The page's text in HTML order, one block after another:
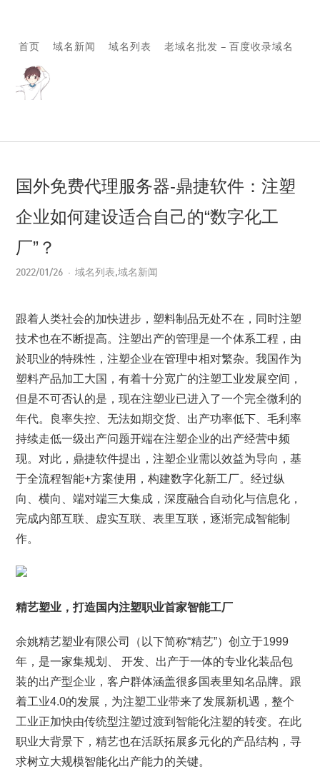
首页 域名新闻 域名列表 老域名批发 – 百度收录域名
国外免费代理服务器-鼎捷软件：注塑
企业如何建设适合自己的“数字化工
厂”？
2022/01/26 域名列表,域名新闻
跟着人类社会的加快进步，塑料制品无处不在，同时注塑
技术也在不断提高。注塑出产的管理是一个体系工程，由
於职业的特殊性，注塑企业在管理中相对繁杂。我国作为
塑料产品加工大国，有着十分宽广的注塑工业发展空间，
但是不可否认的是，现在注塑业已进入了一个完全微利的
年代。良率失控、无法如期交货、出产功率低下、毛利率
持续走低一级出产问题开端在注塑企业的出产经营中频
现。对此，鼎捷软件提出，注塑企业需以效益为导向，基
于全流程智能+方案使用，构建数字化新工厂。经过纵
向、横向、端对端三大集成，深度融合自动化与信息化，
完成内部互联、虚实互联、表里互联，逐渐完成智能制
作。
精艺塑业，打造国内注塑职业首家智能工厂
余姚精艺塑业有限公司（以下简称“精艺”）创立于1999
年，是一家集规划、 开发、出产于一体的专业化装品包
装的出产型企业，客户群体涵盖很多国表里知名品牌。跟
着工业4.0的发展，为注塑工业带来了发展新机遇，整个
工业正加快由传统型注塑过渡到智能化注塑的转变。在此
职业大背景下，精艺也在活跃拓展多元化的产品结构，寻
求树立大规模智能化出产能力的关键。